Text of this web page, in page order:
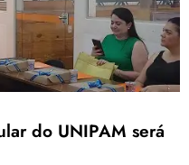
do UNIPAM será